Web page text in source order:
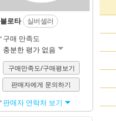
블로타
실버셀러
구매 만족도
충분한 평가 없음
구매만족도/구매평보기
판매자에게 문의하기
판매자 연락처 보기